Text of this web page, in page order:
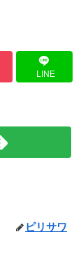
LINE
ピリサワ